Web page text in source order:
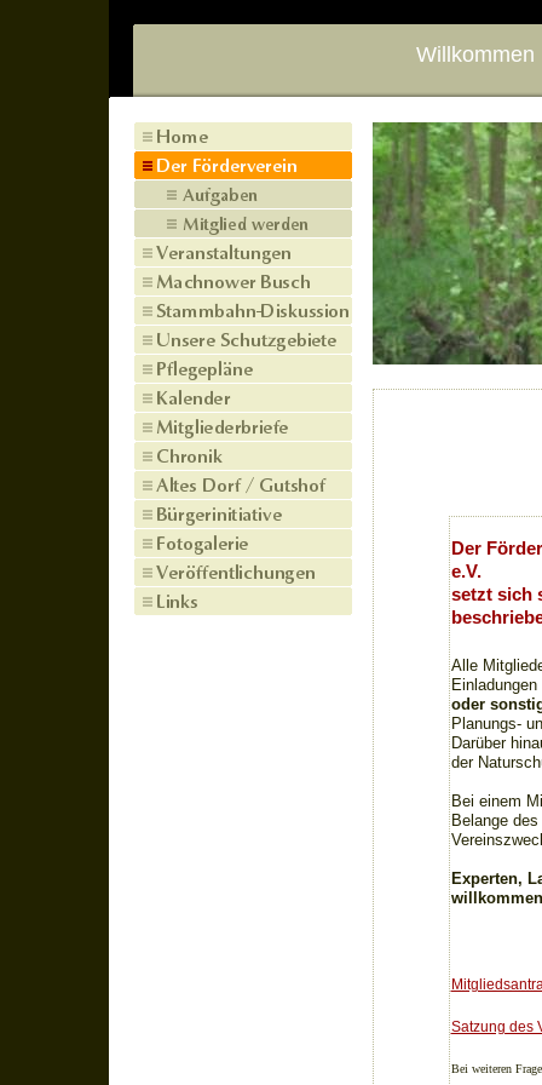
Willkommen
Der
e.V.
setzt sich
Alle
Einladungen
oder
Planungs-
Darüber
der
Bei einem
Belange
Experten,
Satzung des
Bei weiteren